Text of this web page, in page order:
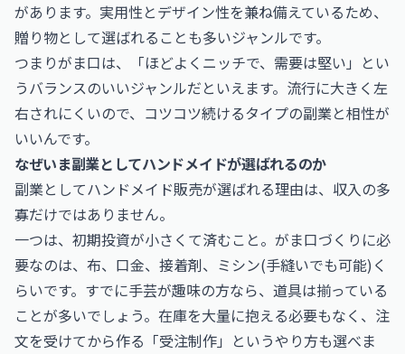
があります。実用性とデザイン性を兼ね備えているため、
贈り物として選ばれることも多いジャンルです。
つまりがま口は、「ほどよくニッチで、需要は堅い」とい
うバランスのいいジャンルだといえます。流行に大きく左
右されにくいので、コツコツ続けるタイプの副業と相性が
いいんです。
なぜいま副業としてハンドメイドが選ばれるのか
副業としてハンドメイド販売が選ばれる理由は、収入の多
寡だけではありません。
一つは、初期投資が小さくて済むこと。がま口づくりに必
要なのは、布、口金、接着剤、ミシン(手縫いでも可能)く
らいです。すでに手芸が趣味の方なら、道具は揃っている
ことが多いでしょう。在庫を大量に抱える必要もなく、注
文を受けてから作る「受注制作」というやり方も選べま